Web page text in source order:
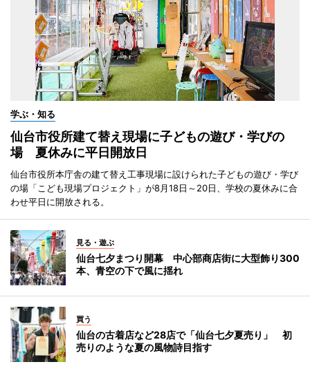
学ぶ・知る
仙台市役所建て替え現場に子どもの遊び・学びの
場 夏休みに平日開放日
仙台市役所本庁舎の建て替え工事現場に設けられた子どもの遊び・学び
の場「こども現場プロジェクト」が8月18日～20日、学校の夏休みに合
わせ平日に開放される。
見る・遊ぶ
仙台七夕まつり開幕 中心部商店街に大型飾り300
本、青空の下で風に揺れ
買う
仙台の古着店など28店で「仙台七夕夏売り」 初
売りのような夏の風物詩目指す